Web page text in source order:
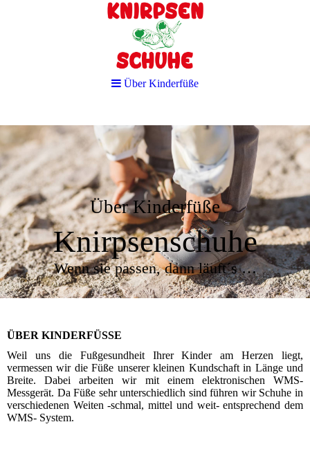
Über Kinderfüße
Knirpsenschuhe
Wenn sie passen, dann läuft´s …
ÜBER KINDERFÜSSE
Weil uns die Fußgesundheit Ihrer Kinder am Herzen liegt,
vermessen wir die Füße unserer kleinen Kundschaft in Länge und
Breite. Dabei arbeiten wir mit einem elektronischen WMS-
Messgerät. Da Füße sehr unterschiedlich sind führen wir Schuhe in
verschiedenen Weiten -schmal, mittel und weit- entsprechend dem
WMS- System.
Über Kinderfüße